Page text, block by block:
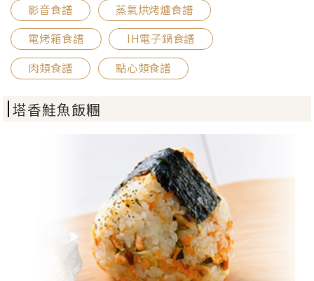
影音食譜
蒸氣烘烤爐食譜
電烤箱食譜
IH電子鍋食譜
肉類食譜
點心類食譜
塔香鮭魚飯糰